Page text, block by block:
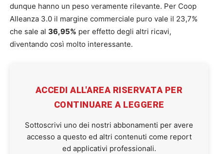
dunque hanno un peso veramente rilevante. Per Coop
Alleanza 3.0 il margine commerciale puro vale il 23,7%
che sale al 36,95% per effetto degli altri ricavi,
diventando così molto interessante.
ACCEDI ALL'AREA RISERVATA PER
CONTINUARE A LEGGERE
Sottoscrivi uno dei nostri abbonamenti per avere
accesso a questo ed altri contenuti come report
ed applicativi professionali.